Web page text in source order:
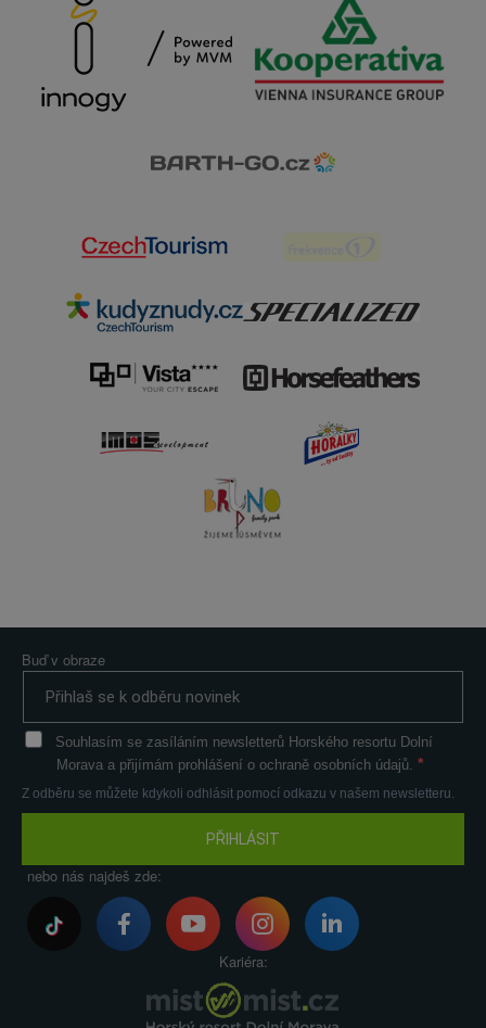
Buď v obraze
PŘIHLÁSIT
Souhlasím se zasíláním newsletterů Horského resortu Dolní
Morava a přijímám prohlášení o ochraně osobních údajů.
Z odběru se můžete kdykoli odhlásit pomocí odkazu v našem newsletteru.
nebo nás najdeš zde:
Kariéra: